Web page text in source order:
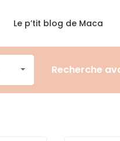
Le p’tit blog de Maca
Recherche